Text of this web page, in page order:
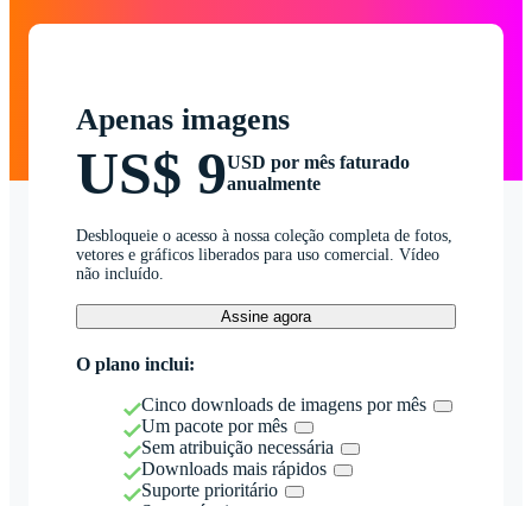
Apenas imagens
US$ 9USD por mês faturado
anualmente
Desbloqueie o acesso à nossa coleção completa de fotos,
vetores e gráficos liberados para uso comercial. Vídeo
não incluído.
Assine agora
O plano inclui:
Cinco downloads de imagens por mês
Um pacote por mês
Sem atribuição necessária
Downloads mais rápidos
Suporte prioritário